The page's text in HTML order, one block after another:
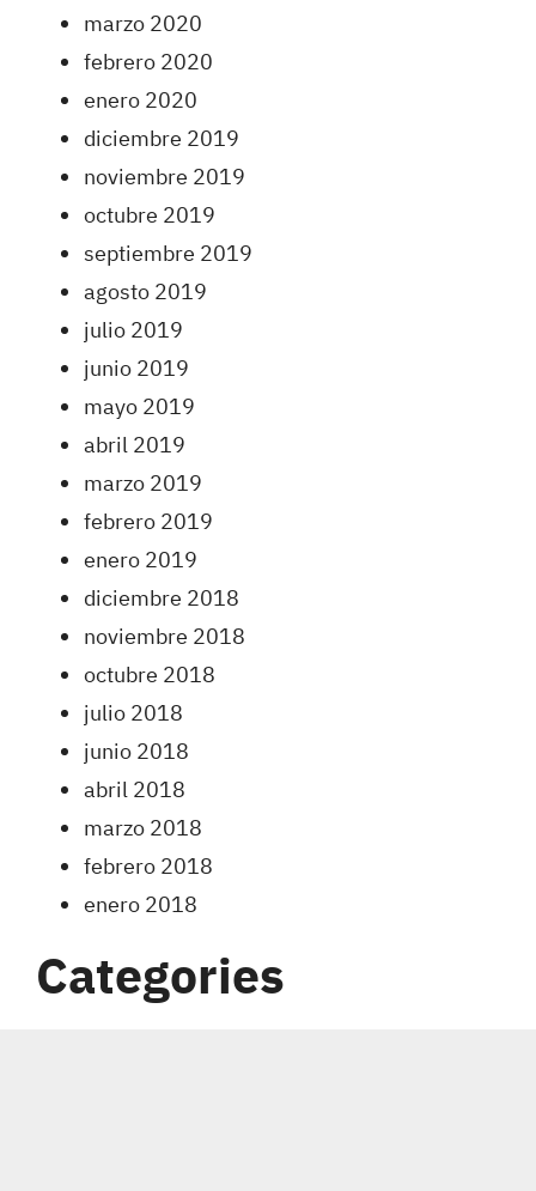
marzo 2020
febrero 2020
enero 2020
diciembre 2019
noviembre 2019
octubre 2019
septiembre 2019
agosto 2019
julio 2019
junio 2019
mayo 2019
abril 2019
marzo 2019
febrero 2019
enero 2019
diciembre 2018
noviembre 2018
octubre 2018
julio 2018
junio 2018
abril 2018
marzo 2018
febrero 2018
enero 2018
Categories